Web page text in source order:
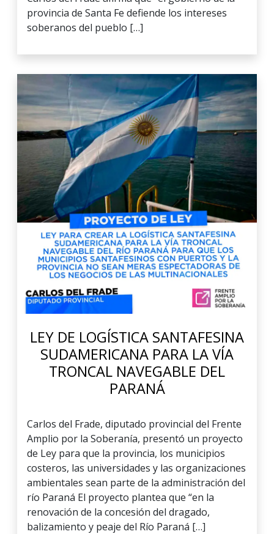
provincia de Santa Fe defiende los intereses
soberanos del pueblo […]
LEY DE LOGÍSTICA SANTAFESINA
SUDAMERICANA PARA LA VÍA
TRONCAL NAVEGABLE DEL
PARANÁ
Carlos del Frade, diputado provincial del Frente
Amplio por la Soberanía, presentó un proyecto
de Ley para que la provincia, los municipios
costeros, las universidades y las organizaciones
ambientales sean parte de la administración del
río Paraná El proyecto plantea que “en la
renovación de la concesión del dragado,
balizamiento y peaje del Río Paraná […]